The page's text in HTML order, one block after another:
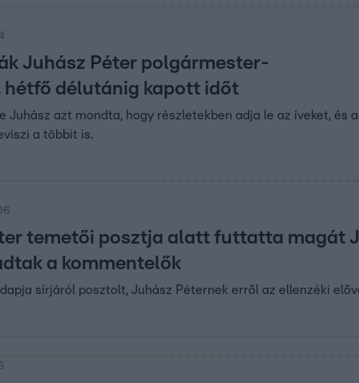
Juhász Péter polgármester-
hétfő délutánig kapott időt
Juhász azt mondta, hogy részletekben adja le az íveket, és a
a többit is.
temetői posztja alatt futtatta magát
a kommentelők
sírjáról posztolt, Juhász Péternek erről az ellenzéki